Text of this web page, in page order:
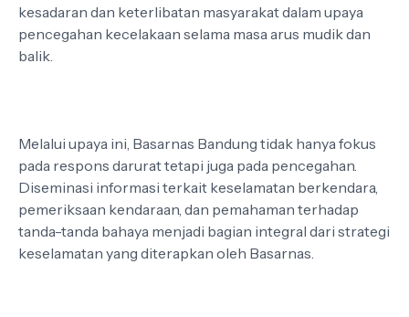
kesadaran dan keterlibatan masyarakat dalam upaya
pencegahan kecelakaan selama masa arus mudik dan
balik.
Melalui upaya ini, Basarnas Bandung tidak hanya fokus
pada respons darurat tetapi juga pada pencegahan.
Diseminasi informasi terkait keselamatan berkendara,
pemeriksaan kendaraan, dan pemahaman terhadap
tanda-tanda bahaya menjadi bagian integral dari strategi
keselamatan yang diterapkan oleh Basarnas.